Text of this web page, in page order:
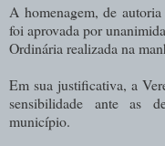
A homenagem, de
foi aprovada por
Ordinária realizada na
Em sua justificativa, a
sensibilidade ante as
município.